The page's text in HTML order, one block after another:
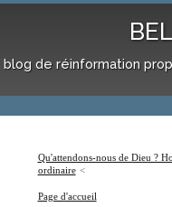
blog de réinformation
Qu'attendons-nous de Dieu ?
ordinaire
Page d'accueil